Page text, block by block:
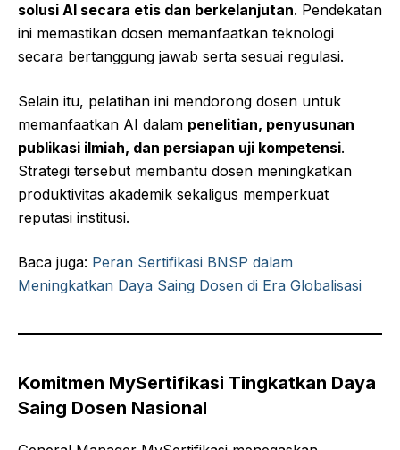
solusi AI secara etis dan berkelanjutan. Pendekatan
ini memastikan dosen memanfaatkan teknologi
secara bertanggung jawab serta sesuai regulasi.
Selain itu, pelatihan ini mendorong dosen untuk
memanfaatkan AI dalam penelitian, penyusunan
publikasi ilmiah, dan persiapan uji kompetensi.
Strategi tersebut membantu dosen meningkatkan
produktivitas akademik sekaligus memperkuat
reputasi institusi.
Baca juga: Peran Sertifikasi BNSP dalam
Meningkatkan Daya Saing Dosen di Era Globalisasi
Komitmen MySertifikasi Tingkatkan Daya
Saing Dosen Nasional